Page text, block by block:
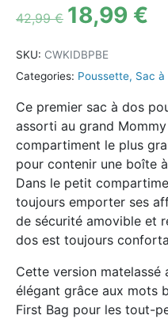
42,99€ 18,99 €
SKU: CWKIDBPBE
Categories: Poussette, Sac à
Ce premier sac à dos
assorti au grand
compartiment le plus
pour contenir une boîte
Dans le petit
toujours emporter ses
de sécurité amovible et
dos est toujours
Cette version matelassé
élégant grâce aux mots
First Bag pour les tout-